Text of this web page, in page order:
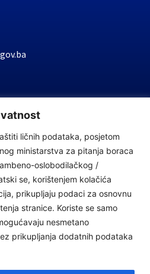
ličnih podataka, posjetom
ministarstva za pitanja boraca
oslobodilačkog /
se, korištenjem kolačića
prikupljaju podaci za osnovnu
stranice. Koriste se samo
nesmetano
prikupljanja dodatnih podataka
i invalidsko osiguranje